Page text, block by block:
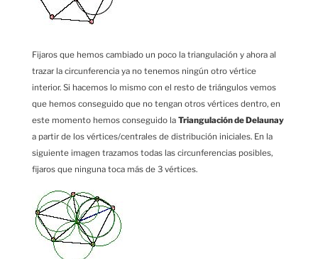
Fijaros que hemos cambiado un poco la triangulación y ahora al
trazar la circunferencia ya no tenemos ningún otro vértice
interior. Si hacemos lo mismo con el resto de triángulos vemos
que hemos conseguido que no tengan otros vértices dentro, en
este momento hemos conseguido la Triangulación de Delaunay
a partir de los vértices/centrales de distribución iniciales. En la
siguiente imagen trazamos todas las circunferencias posibles,
fijaros que ninguna toca más de 3 vértices.